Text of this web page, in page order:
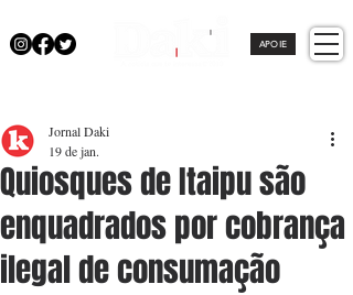
APOIE
Quiosques de Itaipu são
enquadrados por cobrança
ilegal de consumação
Jornal Daki
19 de jan.